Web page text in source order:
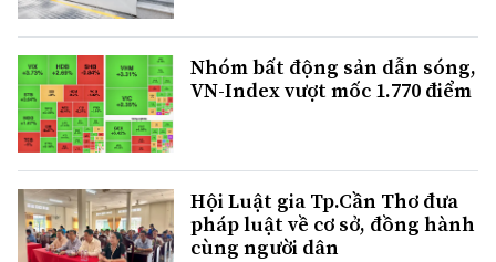
Nhóm bất động sản dẫn sóng,
VN-Index vượt mốc 1.770 điểm
Hội Luật gia Tp.Cần Thơ đưa
pháp luật về cơ sở, đồng hành
cùng người dân